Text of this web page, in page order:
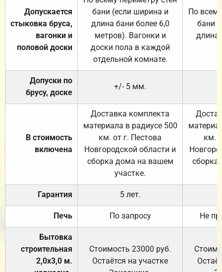
Допускается
стыковка бруса,
вагонки и
половой доски
бани (если ширина и
длина бани более 6,0
метров). Вагонки и
доски пола в каждой
отдельной комнате.
По
бани
длина
Допуски по
брусу, доске
+/- 5 мм.
В стоимость
включена
Доставка комплекта
материала в радиусе 500
км. от г. Пестова
Новгородской области и
сборка дома на вашем
участке.
км.
Гарантия 5 лет.
Печь По запросу Не
Бытовка
строительная
2,0х3,0 м.
Стоимость 23000 руб.
Остаётся на участке